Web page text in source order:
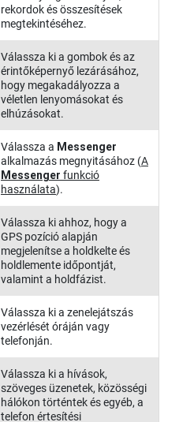
rekordok és összesítések
megtekintéséhez.
Válassza ki a gombok és az
érintőképernyő lezárásához,
hogy megakadályozza a
véletlen lenyomásokat és
elhúzásokat.
Válassza a Messenger
alkalmazás megnyitásához (A
Messenger funkció
használata).
Válassza ki ahhoz, hogy a
GPS pozíció alapján
megjelenítse a holdkelte és
holdlemente időpontját,
valamint a holdfázist.
Válassza ki a zenelejátszás
vezérlését óráján vagy
telefonján.
Válassza ki a hívások,
szöveges üzenetek, közösségi
hálókon történtek és egyéb, a
telefon értesítési